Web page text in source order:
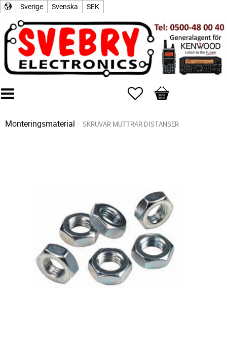
Sverige Svenska SEK
Favoriter
Kundvagn
Monteringsmaterial SKRUVAR MUTTRAR DISTANSER